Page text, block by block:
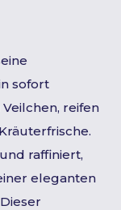
sofort
reifen
raffiniert,
eleganten